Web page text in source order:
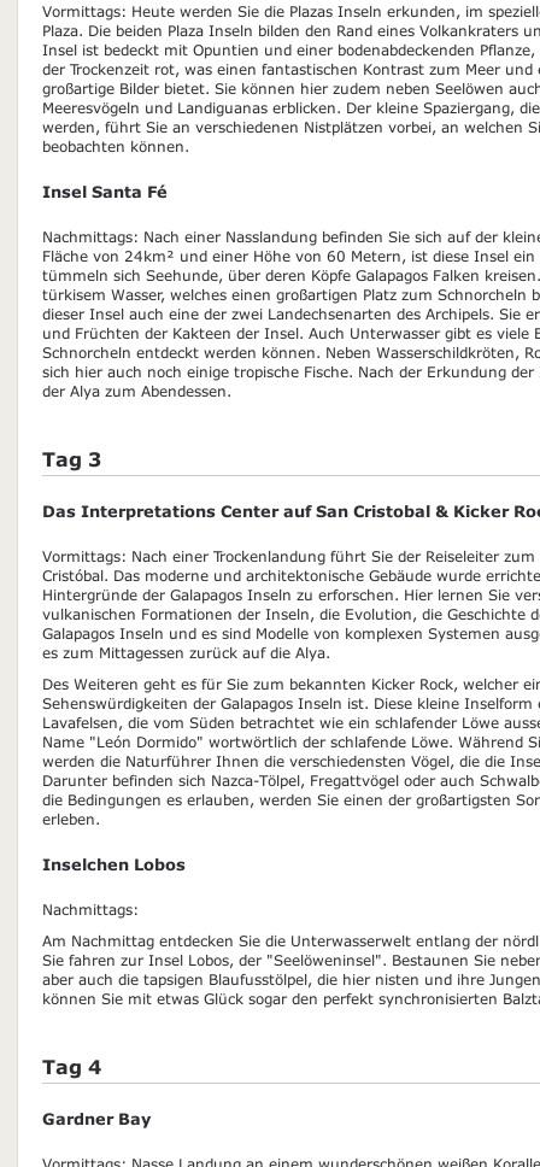
Vormittags: Heute werden Sie die Plazas Inseln erkunden, im
Plaza. Die beiden Plaza Inseln bilden den Rand eines Volkankraters
Insel ist bedeckt mit Opuntien und einer bodenabdeckenden
der Trockenzeit rot, was einen fantastischen Kontrast zum Meer und
großartige Bilder bietet. Sie können hier zudem neben Seelöwen
Meeresvögeln und Landiguanas erblicken. Der kleine Spaziergang,
werden, führt Sie an verschiedenen Nistplätzen vorbei, an welchen
beobachten können.
Insel Santa Fé
Nachmittags: Nach einer Nasslandung befinden Sie sich auf der
Fläche von 24km² und einer Höhe von 60 Metern, ist diese Insel
tümmeln sich Seehunde, über deren Köpfe Galapagos Falken
türkisem Wasser, welches einen großartigen Platz zum Schnorcheln
dieser Insel auch eine der zwei Landechsenarten des Archipels. Sie
und Früchten der Kakteen der Insel. Auch Unterwasser gibt es viele
Schnorcheln entdeckt werden können. Neben Wasserschildkröten,
sich hier auch noch einige tropische Fische. Nach der Erkundung
der Alya zum Abendessen.
Tag 3
Das Interpretations Center auf San Cristobal & Kicker
Vormittags: Nach einer Trockenlandung führt Sie der Reiseleiter
Cristóbal. Das moderne und architektonische Gebäude wurde
Hintergründe der Galapagos Inseln zu erforschen. Hier lernen Sie
vulkanischen Formationen der Inseln, die Evolution, die Geschichte
Galapagos Inseln und es sind Modelle von komplexen Systemen
es zum Mittagessen zurück auf die Alya.
Des Weiteren geht es für Sie zum bekannten Kicker Rock, welcher
Sehenswürdigkeiten der Galapagos Inseln ist. Diese kleine
Lavafelsen, die vom Süden betrachtet wie ein schlafender Löwe
Name "León Dormido" wortwörtlich der schlafende Löwe. Während
werden die Naturführer Ihnen die verschiedensten Vögel, die die
Darunter befinden sich Nazca-Tölpel, Fregattvögel oder auch
die Bedingungen es erlauben, werden Sie einen der großartigsten
erleben.
Inselchen Lobos
Nachmittags:
Am Nachmittag entdecken Sie die Unterwasserwelt entlang der
Sie fahren zur Insel Lobos, der "Seelöweninsel". Bestaunen Sie
aber auch die tapsigen Blaufusstölpel, die hier nisten und ihre
können Sie mit etwas Glück sogar den perfekt synchronisierten
Tag 4
Gardner Bay
Vormittags: Nasse Landung an einem wunderschönen weißen